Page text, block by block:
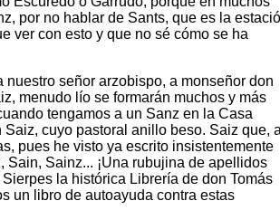
por no hablar de Sants, que es la
ver con esto y que no sé cómo se ha
señor arzobispo, a monseñor don
menudo lío se formarán muchos y más
tengamos a un Sanz en la Casa
cuyo pastoral anillo beso. Saiz que, a
pues he visto ya escrito insistentemente
Sainz... ¡Una rubujina de apellidos
la histórica Librería de don Tomás
un libro de autoayuda contra estas